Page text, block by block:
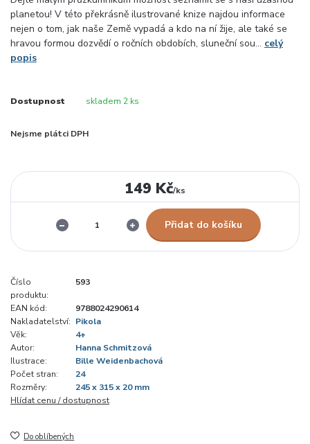
planetou! V této překrásně ilustrované knize najdou informace
nejen o tom, jak naše Země vypadá a kdo na ní žije, ale také se
hravou formou dozvědí o ročních obdobích, sluneční sou... celý
popis
Dostupnost skladem 2 ks
Nejsme plátci DPH
149 Kč/ks
Přidat do košíku
Číslo
produktu:
593
EAN kód:
9788024290614
Nakladatelství: Pikola
Věk:
4+
Autor:
Hanna Schmitzová
Ilustrace:
Bille Weidenbachová
Počet stran:
24
Rozměry:
245 x 315 x 20 mm
Hlídat cenu / dostupnost
Do oblíbených